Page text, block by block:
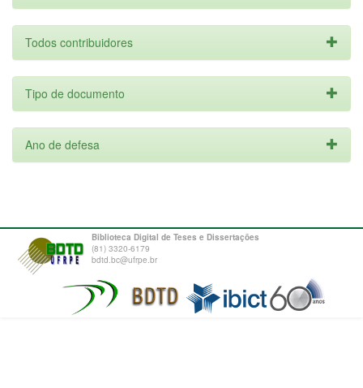
Todos contribuidores
Tipo de documento
Ano de defesa
Biblioteca Digital de Teses e Dissertações
(81) 3320-6179
bdtd.bc@ufrpe.br